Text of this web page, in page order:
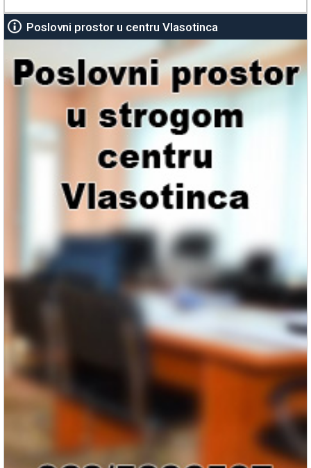
Poslovni prostor u centru Vlasotinca